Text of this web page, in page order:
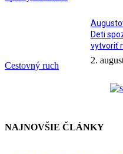
Cestovný ruch
Deti
vytvoriť
2.
NAJNOVŠIE ČLÁNKY